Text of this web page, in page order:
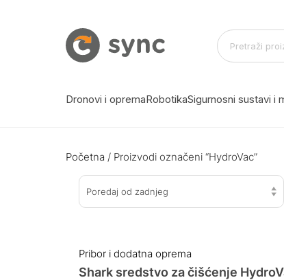
Dronovi i opremaRobotikaSigurnosni sustavi i
Početna / Proizvodi označeni “HydroVac”
Poredaj od zadnjeg
Pribor i dodatna oprema
Shark sredstvo za čišćenje